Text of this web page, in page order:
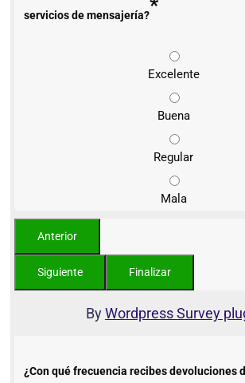
servicios de mensajería?*
Excelente
Buena
Regular
Mala
ByWordpress Survey
¿Con qué frecuencia recibes devoluciones